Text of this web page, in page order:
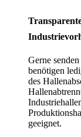
Gerne
benötigen
des
geeignet.